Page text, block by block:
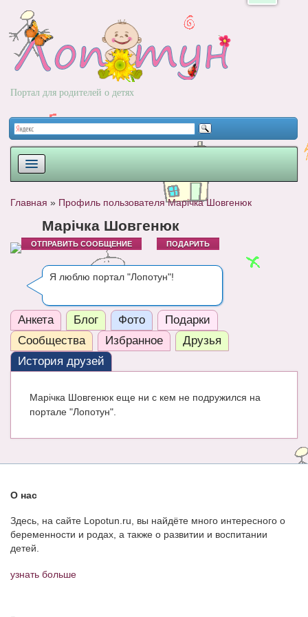
Портал для родителей о детях
РОДЫ
НОВОРОЖДЕННЫЙ
РАЗВИТИЕ
ВОПРОС-ОТВЕТ
ЧАТ
КНИГИ
Сказки
СООБЩЕСТВА
Главная » Профиль пользователя Марічка Шовгенюк
Марічка Шовгенюк
ОТПРАВИТЬ СООБЩЕНИЕ ПОДАРИТЬ
Я люблю портал "Лопотун"!
Анкета Блог Фото
Подарки
Сообщества
Избранное
Друзья
История друзей
Марічка Шовгенюк еще ни с кем не подружился на
портале "Лопотун".
О нас
Здесь, на сайте Lopotun.ru, вы найдёте много интересного о
беременности и родах, а также о развитии и воспитании
детей.
узнать больше